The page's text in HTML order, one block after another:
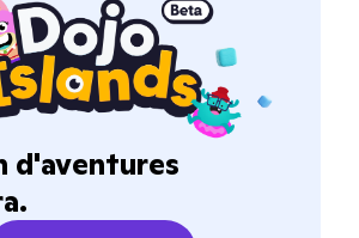
d'aventures